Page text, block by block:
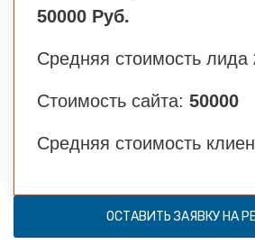
50000 Руб.
Средняя стоимость лида
Стоимость сайта: 50000
Средняя стоимость
ОСТАВИТЬ ЗАЯВКУ НА